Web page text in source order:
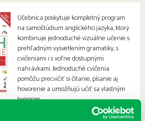
Učebnica poskytuje kompletný program
na samoštúdium anglického jazyka, ktorý
kombinuje jednoduché vizuálne učenie s
prehľadným vysvetlením gramatiky, s
cvičeniami i s voľne dostupnými
nahrávkami. Jednoduché cvičenia
pomôžu precvičiť si čítanie, písanie aj
hovorenie a umožňujú učiť sa vlastným
tempom.